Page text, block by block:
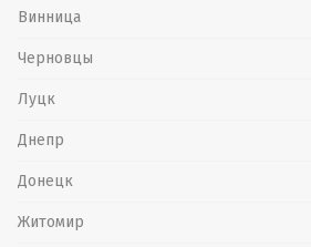
Винница
Черновцы
Луцк
Днепр
Донецк
Житомир